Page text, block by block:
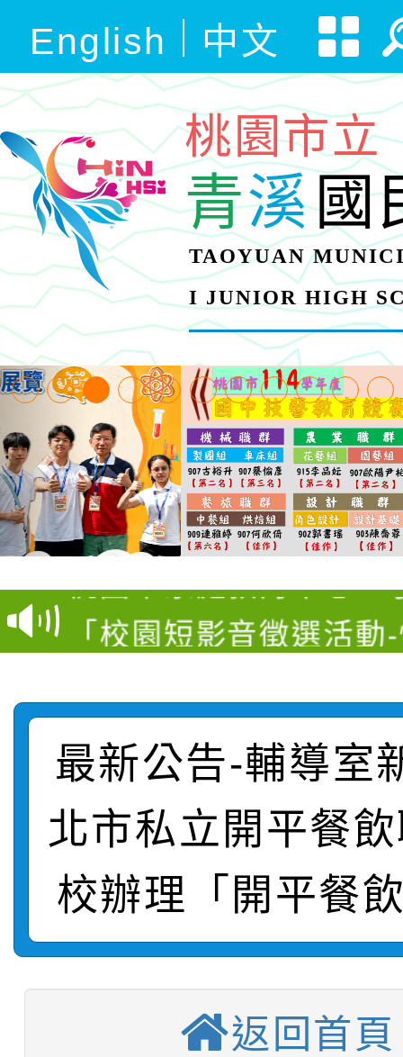
English 中文
桃園市立
青溪國
TAOYUAN
I JUNIOR HIGH
【甄選結果(第11招)】
學年度第1學期第7次代
【甄選結果(第3招)】
結果(第3招)
程資訊」、「暑期親子
絕-親子共學同樂會」
站幸福系列講座及成長
報，惠請貴機關(學校)
宣導。
「校園短影音徵選活動
踴躍報名參加
115學年度新生補報到
結果
【甄選結果(第10招)】
學年度第1學期第7次
結果(第10招)
【甄選結果(第2招)】
學年度第1學期第9次
結果(第2招)
轉知：本市公務人員
9月16日本府B2大禮堂
函轉運動部全民運動署
計畫」1 份，請踴躍報
學年度第1學期第7次
【甄選結果(第3招)】
最新公告-輔導室
北市私立開平餐
校辦理「開平餐
返回首頁